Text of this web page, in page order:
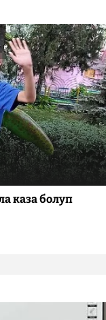
каза болуп